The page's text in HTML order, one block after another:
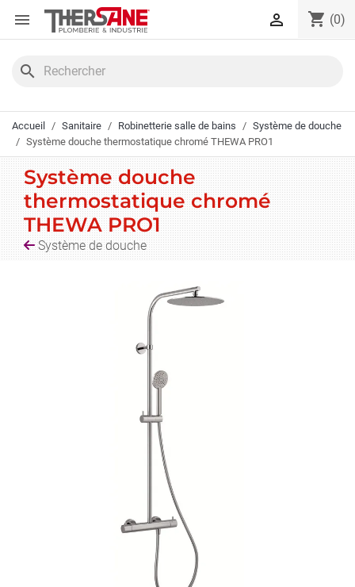
Panneau de gestion des cookies
 shopping_cart (0)

search
Accueil Sanitaire Robinetterie salle de bains
Système de douche
Système douche thermostatique chromé THEWA PRO1
Système douche
thermostatique chromé
THEWA PRO1
Système de douche